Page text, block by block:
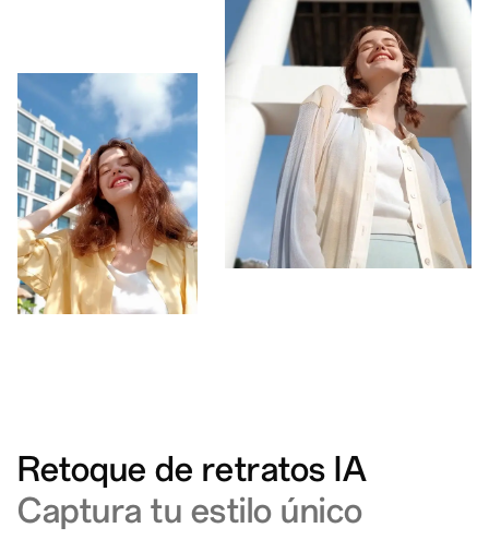
Retoque de retratos IA
Captura tu estilo único